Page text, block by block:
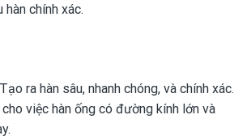
hàn chính xác.
ra hàn sâu, nhanh chóng, và chính xác.
việc hàn ống có đường kính lớn và